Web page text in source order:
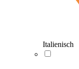
Italienisch